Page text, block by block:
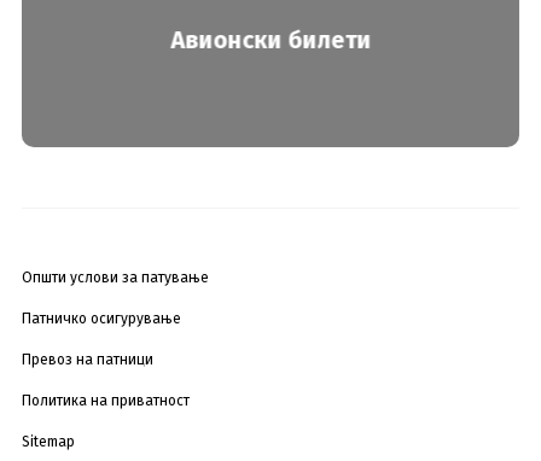
Авионски билети
Општи услови за патување
Патничко осигурување
Превоз на патници
Политика на приватност
Sitemap